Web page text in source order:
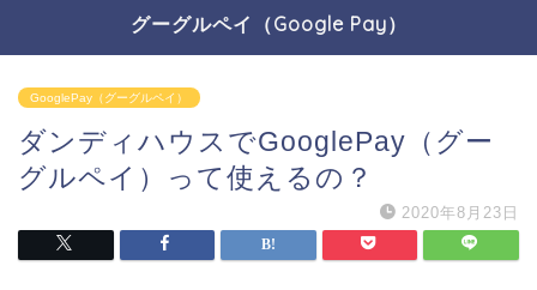
グーグルペイ（Google Pay）
GooglePay（グーグルペイ）
ダンディハウスでGooglePay（グー
グルペイ）って使えるの？
2020年8月23日